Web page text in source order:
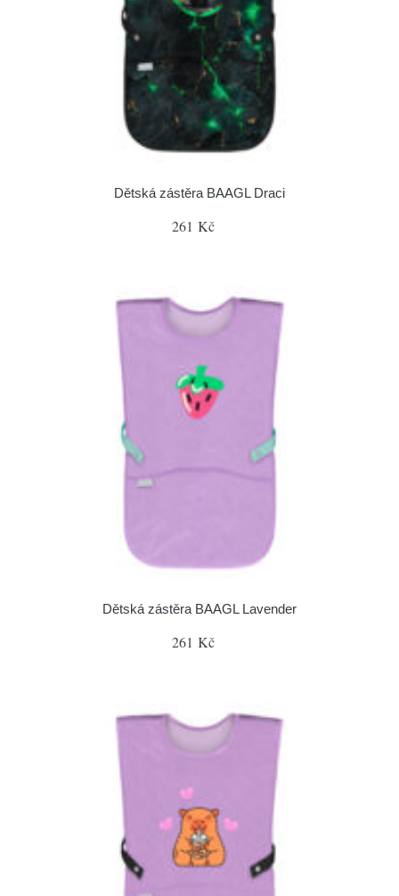
Dětská zástěra BAAGL Draci
261 Kč
Dětská zástěra BAAGL Lavender
261 Kč